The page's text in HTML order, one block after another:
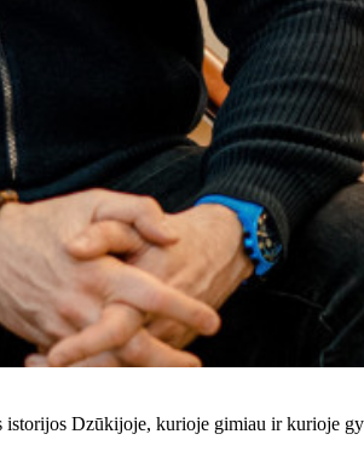
Dzūkijoje, kurioje gimiau ir kurioje